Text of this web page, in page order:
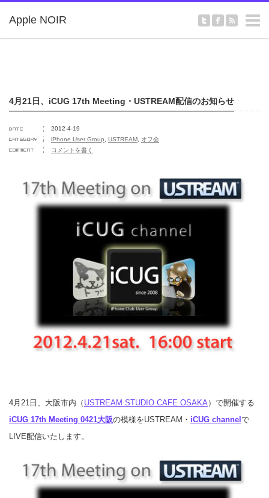
Apple NOIR
4月21日、iCUG 17th Meeting・USTREAM配信のお知らせ
2012-4-19
iPhone User Group
USTREAM
オフ会
コメントを書く
4月21日、大阪市内（ USTREAM STUDIO CAFE OSAKA ）で開催する
iCUG 17th Meeting 0421大阪の模様をUSTREAM・ iCUG channel で
LIVE配信いたします。